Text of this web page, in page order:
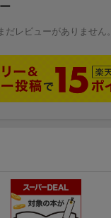
だレビューがありません。